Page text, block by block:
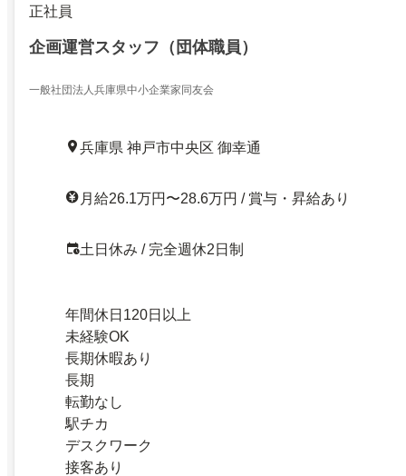
正社員
企画運営スタッフ（団体職員）
一般社団法人兵庫県中小企業家同友会
兵庫県 神戸市中央区 御幸通
月給26.1万円〜28.6万円 / 賞与・昇給あり
土日休み / 完全週休2日制
年間休日120日以上
未経験OK
長期休暇あり
長期
転勤なし
駅チカ
デスクワーク
接客あり